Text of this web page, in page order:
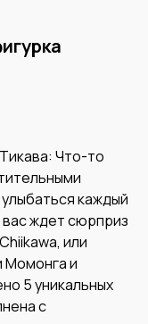
Что-то
каждый
ждет сюрприз
или
Момонга и
5 уникальных
с